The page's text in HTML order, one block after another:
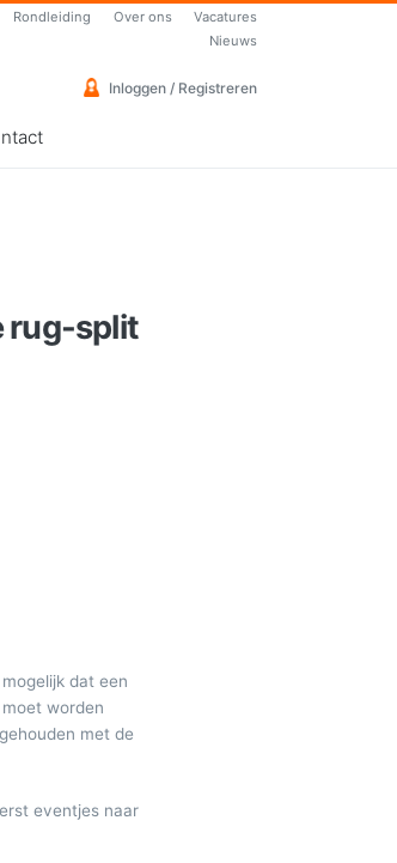
Rondleiding Over ons
Vacatures
Nieuws
Inloggen / Registreren
rug-split
dat een
worden
met de
eventjes naar